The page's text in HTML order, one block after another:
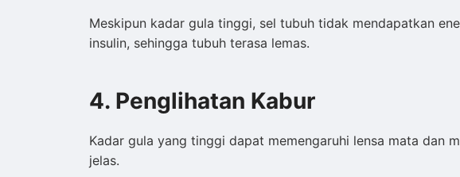
Meskipun kadar gula tinggi, sel tubuh tidak mendapatkan
insulin, sehingga tubuh terasa lemas.
4. Penglihatan Kabur
Kadar gula yang tinggi dapat memengaruhi lensa mata dan
jelas.